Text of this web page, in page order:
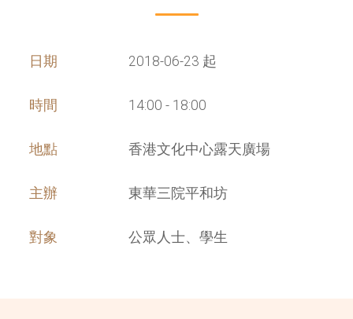
日期 2018-06-23 起
時間 14:00 - 18:00
地點 香港文化中心露天廣場
主辦 東華三院平和坊
對象 公眾人士、學生